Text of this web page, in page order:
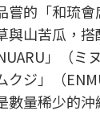
嘗的「和琉
與山苦瓜，
」（ミ
クジ」（
數量稀少的